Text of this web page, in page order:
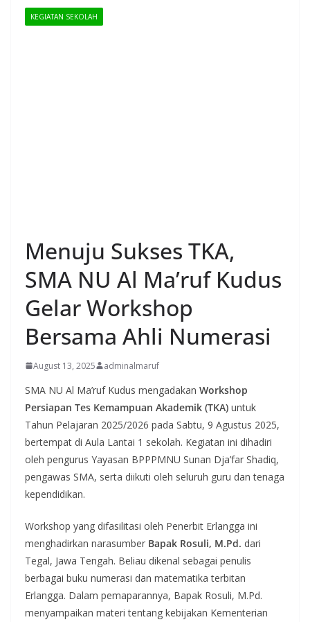
KEGIATAN SEKOLAH
Menuju Sukses TKA,
SMA NU Al Ma’ruf Kudus
Gelar Workshop
Bersama Ahli Numerasi
August 13, 2025 adminalmaruf
SMA NU Al Ma’ruf Kudus mengadakan Workshop
Persiapan Tes Kemampuan Akademik (TKA) untuk
Tahun Pelajaran 2025/2026 pada Sabtu, 9 Agustus 2025,
bertempat di Aula Lantai 1 sekolah. Kegiatan ini dihadiri
oleh pengurus Yayasan BPPPMNU Sunan Dja’far Shadiq,
pengawas SMA, serta diikuti oleh seluruh guru dan tenaga
kependidikan.
Workshop yang difasilitasi oleh Penerbit Erlangga ini
menghadirkan narasumber Bapak Rosuli, M.Pd. dari
Tegal, Jawa Tengah. Beliau dikenal sebagai penulis
berbagai buku numerasi dan matematika terbitan
Erlangga. Dalam pemaparannya, Bapak Rosuli, M.Pd.
menyampaikan materi tentang kebijakan Kementerian